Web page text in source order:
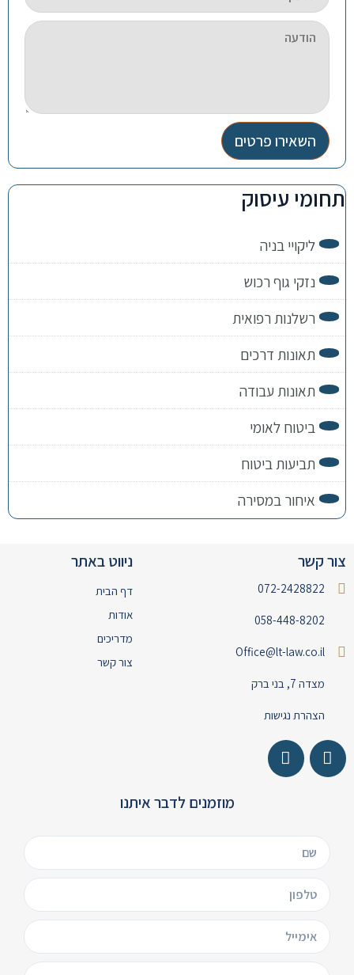
השאירו פרטים
תחומי עיסוק
ליקויי בניה
נזקי גוף רכוש
רשלנות רפואית
תאונות דרכים
תאונות עבודה
ביטוח לאומי
תביעות ביטוח
איחור במסירה
צור קשר
072-2428822
058-448-8202
Office@lt-law.co.il
מצדה 7, בני ברק
הצהרת נגישות
ניווט באתר
דף הבית
אודות
מדריכים
צור קשר
מוזמנים לדבר איתנו